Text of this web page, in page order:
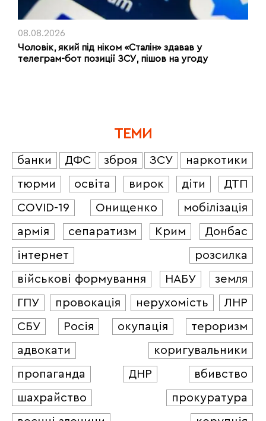
08.08.2026
Чоловік, який під ніком «Сталін» здавав у
телеграм-бот позиції ЗСУ, пішов на угоду
ТЕМИ
банки ДФС зброя ЗСУ
наркотики
тюрми
освіта вирок діти
ДТП
COVID-19
Онищенко
мобілізація
армія
сепаратизм Крим
Донбас
інтернет
розсилка
військові формування
НАБУ
земля
ГПУ
провокація нерухомість
ЛНР
СБУ
Росія окупація
тероризм
адвокати
коригувальники
пропаганда
ДНР
вбивство
шахрайство
прокуратура